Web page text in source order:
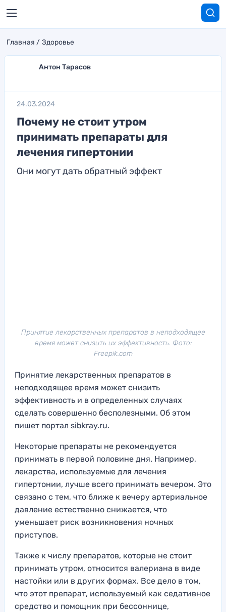
Главная Здоровье
Антон Тарасов
24.03.2024
Почему не стоит утром
принимать препараты для
лечения гипертонии
Они могут дать обратный эффект
Принятие лекарственных препаратов в неподходящее
время может снизить их эффективность. Фото:
Freepik.com
Принятие лекарственных препаратов в
неподходящее время может снизить
эффективность и в определенных случаях
сделать совершенно бесполезными. Об этом
пишет портал sibkray.ru.
Некоторые препараты не рекомендуется
принимать в первой половине дня. Например,
лекарства, используемые для лечения
гипертонии, лучше всего принимать вечером. Это
связано с тем, что ближе к вечеру артериальное
давление естественно снижается, что
уменьшает риск возникновения ночных
приступов.
Также к числу препаратов, которые не стоит
принимать утром, относится валериана в виде
настойки или в других формах. Все дело в том,
что этот препарат, используемый как седативное
средство и помощник при бессоннице,